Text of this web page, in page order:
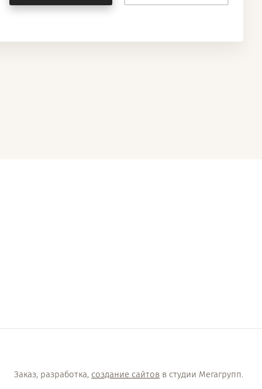
Заказ, разработка, создание сайтовв студии Мегагрупп.